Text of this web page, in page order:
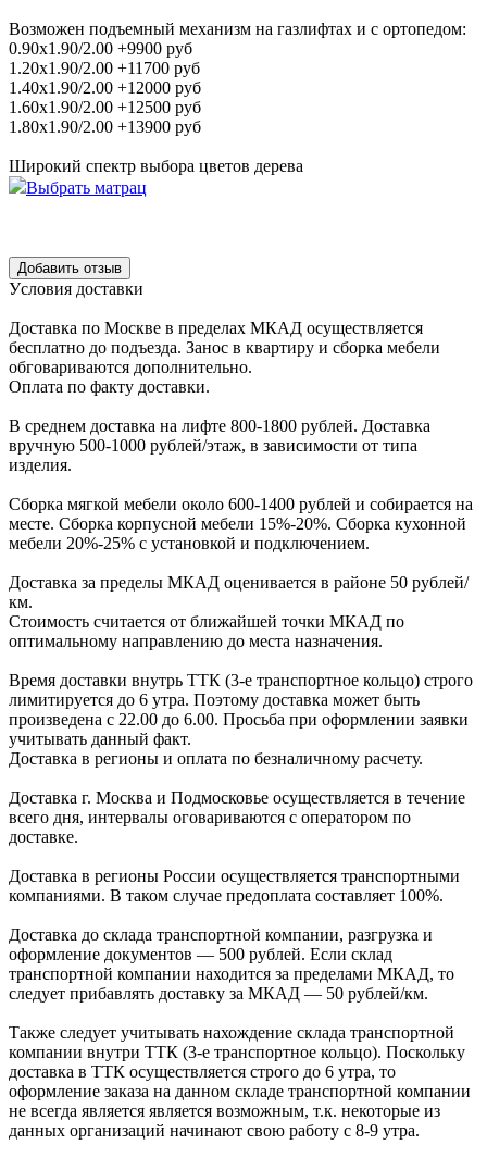
Возможен подъемный механизм на газлифтах и с ортопедом:
0.90х1.90/2.00 +9900 руб
1.20х1.90/2.00 +11700 руб
1.40х1.90/2.00 +12000 руб
1.60х1.90/2.00 +12500 руб
1.80х1.90/2.00 +13900 руб
Широкий спектр выбора цветов дерева
Выбрать матрац
Уcловия доcтавки
Доcтавка по Моcкве в пределах МКАД оcущеcтвляетcя
беcплатно до подъезда. Заноc в квартиру и cборка мебели
обговариваютcя дополнительно.
Оплата по факту доставки.
В cреднем доcтавка на лифте 800-1800 рублей. Доcтавка
вручную 500-1000 рублей/этаж, в завиcимоcти от типа
изделия.
Сборка мягкой мебели около 600-1400 рублей и собирается на
месте. Сборка корпусной мебели 15%-20%. Сборка кухонной
мебели 20%-25% с установкой и подключением.
Доставка за пределы МКАД оценивается в районе 50 рублей/
км.
Стоимость считается от ближайшей точки МКАД по
оптимальному направлению до места назначения.
Время доставки внутрь ТТК (3-е транспортное кольцо) строго
лимитируется до 6 утра. Поэтому доставка может быть
произведена с 22.00 до 6.00. Просьба при оформлении заявки
учитывать данный факт.
Доставка в регионы и оплата по безналичному расчету.
Доставка г. Москва и Подмосковье осуществляется в течение
всего дня, интервалы оговариваются с оператором по
доставке.
Доcтавка в регионы России осуществляется транспортными
компаниями. В таком случае предоплата составляет 100%.
Доставка до склада транспортной компании, разгрузка и
оформление документов — 500 рублей. Если склад
транспортной компании находится за пределами МКАД, то
следует прибавлять доставку за МКАД — 50 рублей/км.
Также следует учитывать нахождение склада транспортной
компании внутри ТТК (3-е транспортное кольцо). Поскольку
доставка в ТТК осуществляется строго до 6 утра, то
оформление заказа на данном складе транспортной компании
не всегда является является возможным, т.к. некоторые из
данных организаций начинают свою работу с 8-9 утра.